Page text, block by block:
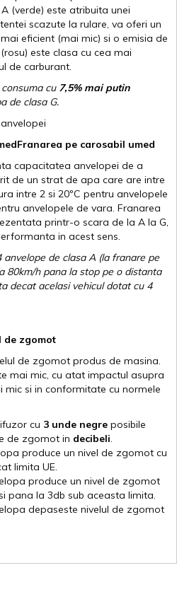
(verde) este atribuita unei
scazute la rulare, va oferi un
eficient (mai mic) si o emisia de
este clasa cu cea mai
de carburant.
cu 7,5% mai putin
de clasa G.
Franarea pe carosabil umed
capacitatea anvelopei de a
de un strat de apa care are intre
intre 2 si 20ºC pentru anvelopele
anvelopele de vara. Franarea
printr-o scara de la A la G,
in acest sens.
de clasa A (la franare pe
80km/h pana la stop pe o distanta
decat acelasi vehicul dotat cu 4
de zgomot
de zgomot produs de masina.
mai mic, cu atat impactul asupra
si in conformitate cu normele
cu 3 unde negre posibile
de zgomot in decibeli.
produce un nivel de zgomot cu
limita UE.
produce un nivel de zgomot
pana la 3db sub aceasta limita.
depaseste nivelul de zgomot